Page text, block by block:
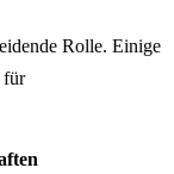
Rolle. Einige
für